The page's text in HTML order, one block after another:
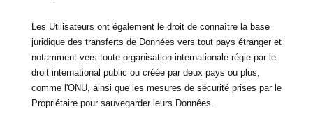
Les Utilisateurs ont également le droit de connaître la base
juridique des transferts de Données vers tout pays étranger et
notamment vers toute organisation internationale régie par le
droit international public ou créée par deux pays ou plus,
comme l'ONU, ainsi que les mesures de sécurité prises par le
Propriétaire pour sauvegarder leurs Données.